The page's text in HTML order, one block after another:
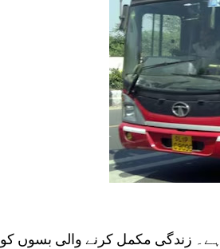
زندگی مکمل کرنے والی بسوں کو